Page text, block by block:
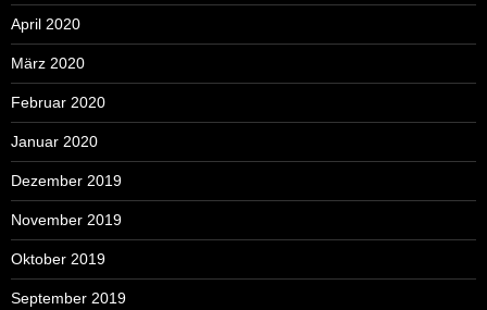
April 2020
März 2020
Februar 2020
Januar 2020
Dezember 2019
November 2019
Oktober 2019
September 2019